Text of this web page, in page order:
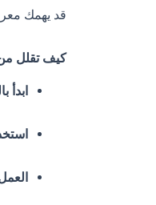
قد يهمك
كيف تقلل من
ابدأ